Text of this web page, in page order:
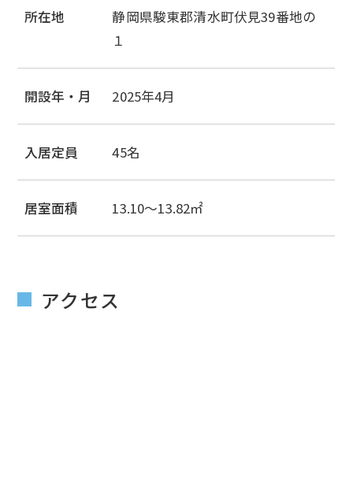
所在地
静岡県駿東郡清水町伏見39番地の
１
開設年・月 2025年4月
入居定員 45名
居室面積 13.10～13.82㎡
アクセス